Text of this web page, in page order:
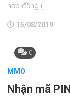
hợp đồng (...
15/08/2019
0
MMO
Nhận mã